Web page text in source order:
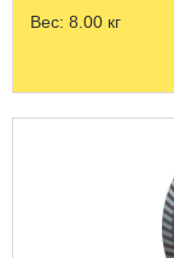
Вес: 8.00 кг